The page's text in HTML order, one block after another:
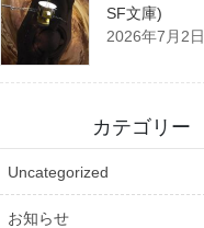
SF文庫)
2026年7月2日
カテゴリー
Uncategorized
お知らせ